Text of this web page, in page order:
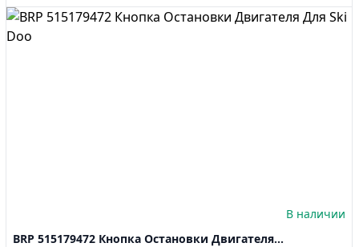
В наличии
BRP 515179472 Кнопка Остановки Двигателя...